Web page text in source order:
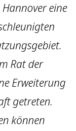
eine
Rat der
Erweiterung
getreten.
können